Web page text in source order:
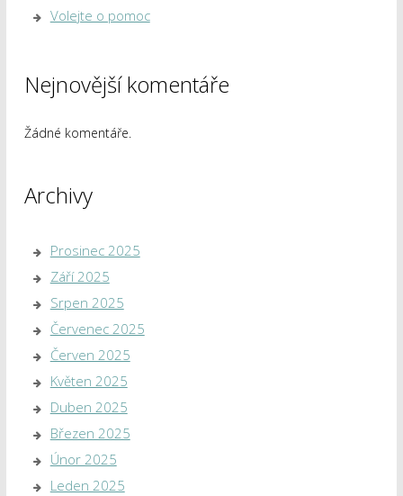
Volejte o pomoc
Nejnovější komentáře
Žádné komentáře.
Archivy
Prosinec 2025
Září 2025
Srpen 2025
Červenec 2025
Červen 2025
Květen 2025
Duben 2025
Březen 2025
Únor 2025
Leden 2025